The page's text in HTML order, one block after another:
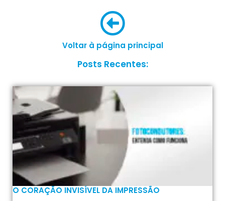
Voltar à página principal
Posts Recentes:
O CORAÇÃO INVISÍVEL DA IMPRESSÃO